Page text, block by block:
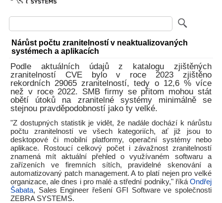
Nárůst počtu zranitelností v neaktualizovaných
systémech a aplikacích
Podle aktuálních údajů z katalogu zjištěných
zranitelností CVE bylo v roce 2023 zjištěno
rekordních 29065 zranitelností, tedy o 12,6 % více
než v roce 2022. SMB firmy se přitom mohou stát
obětí útoků na zranitelné systémy minimálně se
stejnou pravděpodobností jako ty velké.
"Z dostupných statistik je vidět, že nadále dochází k nárůstu
počtu zranitelností ve všech kategoriích, ať již jsou to
desktopové či mobilní platformy, operační systémy nebo
aplikace. Rostoucí celkový počet i závažnost zranitelností
znamená mít aktuální přehled o využívaném softwaru a
zařízeních ve firemních sítích, pravidelné skenování a
automatizovaný patch management. A to platí nejen pro velké
organizace, ale dnes i pro malé a střední podniky," říká Ondřej
Šabata, Sales Engineer řešení GFI Software ve společnosti
ZEBRA SYSTEMS.